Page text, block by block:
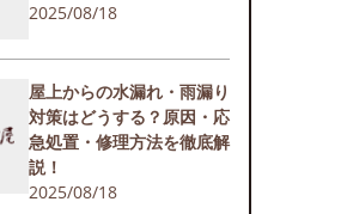
2025/08/18
屋上からの水漏れ・雨漏り
対策はどうする？原因・応
急処置・修理方法を徹底解
説！
2025/08/18